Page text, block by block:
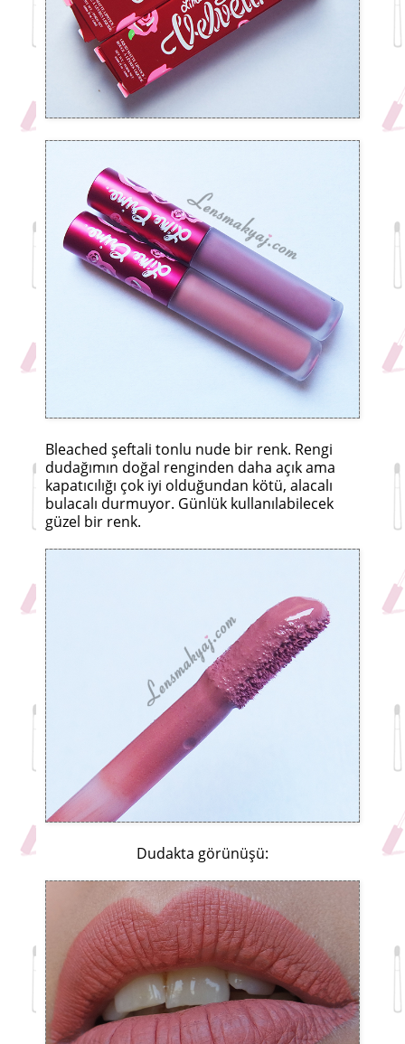
Bleached şeftali tonlu nude bir renk. Rengi
dudağımın doğal renginden daha açık ama
kapatıcılığı çok iyi olduğundan kötü, alacalı
bulacalı durmuyor. Günlük kullanılabilecek
güzel bir renk.
Dudakta görünüşü: